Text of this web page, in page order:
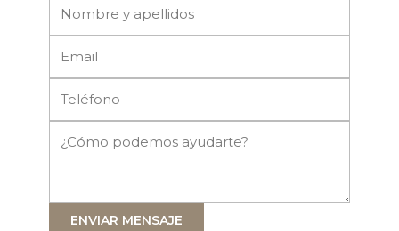
ENVIAR MENSAJE